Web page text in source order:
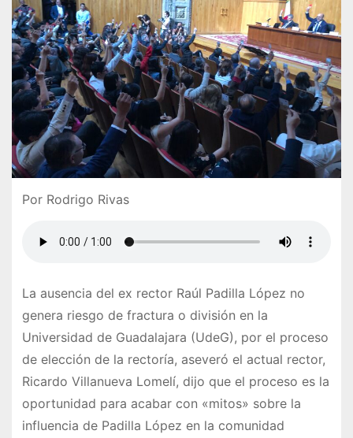
Por Rodrigo Rivas
La ausencia del ex rector Raúl Padilla López no
genera riesgo de fractura o división en la
Universidad de Guadalajara (UdeG), por el proceso
de elección de la rectoría, aseveró el actual rector,
Ricardo Villanueva Lomelí, dijo que el proceso es la
oportunidad para acabar con «mitos» sobre la
influencia de Padilla López en la comunidad